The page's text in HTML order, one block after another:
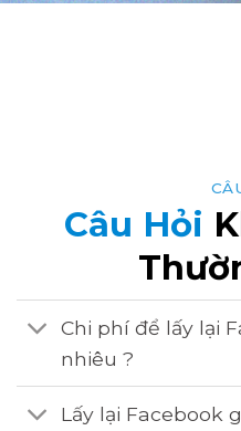
Câu Hỏi
Chi phí để lấy lại
nhiêu ?
Lấy lại Facebook